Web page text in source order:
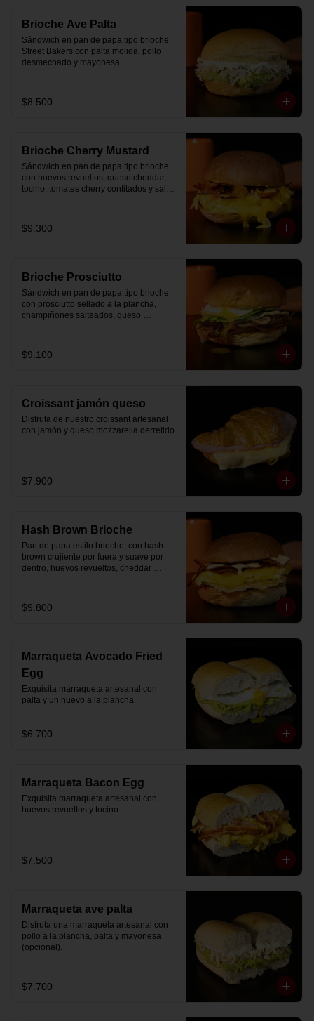
Brioche Ave Palta
Sándwich en pan de papa tipo brioche
Street Bakers con palta molida, pollo
desmechado y mayonesa.
$8.500
Brioche Cherry Mustard
Sándwich en pan de papa tipo brioche
con huevos revueltos, queso cheddar,
tocino, tomates cherry confitados y salsa
$9.300
Brioche Prosciutto
Sándwich en pan de papa tipo brioche
con prosciutto sellado a la plancha,
champiñones salteados, queso
$9.100
Croissant jamón queso
Disfruta de nuestro croissant artesanal
con jamón y queso mozzarella derretido.
$7.900
Hash Brown Brioche
Pan de papa estilo brioche, con hash
brown crujiente por fuera y suave por
dentro, huevos revueltos, cheddar
partir el día en modo desayuno buffet.
$9.800
Marraqueta Avocado Fried
Egg
Exquisita marraqueta artesanal con
palta y un huevo a la plancha.
$6.700
Marraqueta Bacon Egg
Exquisita marraqueta artesanal con
huevos revueltos y tocino.
$7.500
Marraqueta ave palta
Disfruta una marraqueta artesanal con
pollo a la plancha, palta y mayonesa
(opcional).
$7.700